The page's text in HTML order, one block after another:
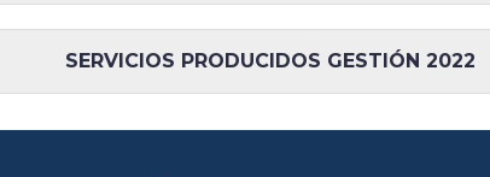
SERVICIOS PRODUCIDOS GESTIÓN 2022